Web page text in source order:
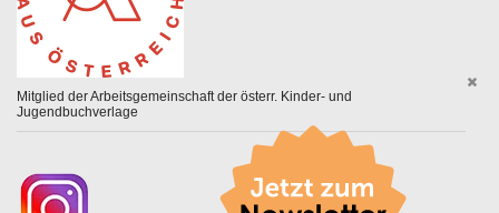
Mitglied der Arbeitsgemeinschaft der österr. Kinder- und
Jugendbuchverlage